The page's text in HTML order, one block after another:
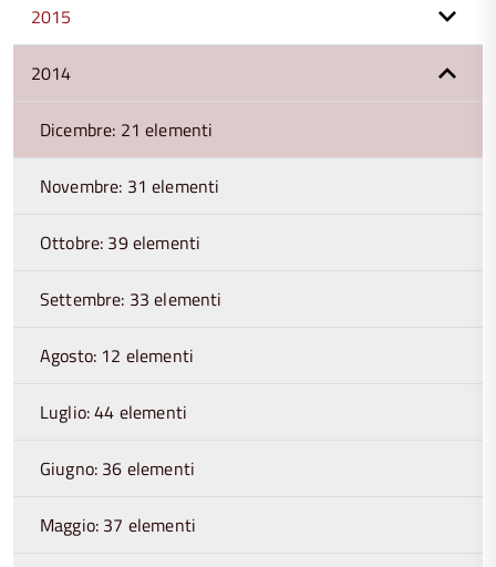
2015
2014
Dicembre: 21 elementi
Novembre: 31 elementi
Ottobre: 39 elementi
Settembre: 33 elementi
Agosto: 12 elementi
Luglio: 44 elementi
Giugno: 36 elementi
Maggio: 37 elementi